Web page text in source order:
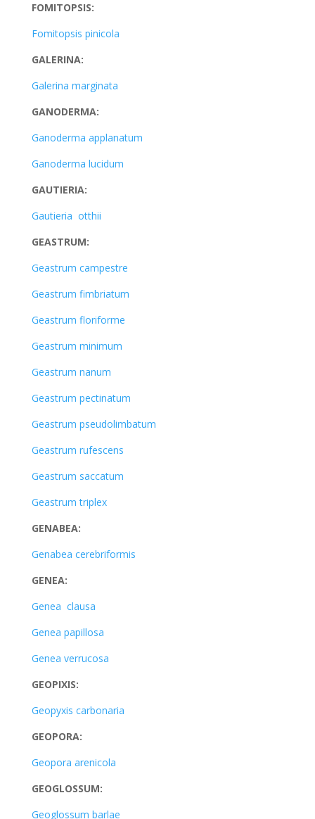
FOMITOPSIS:
Fomitopsis pinicola
GALERINA:
Galerina marginata
GANODERMA:
Ganoderma applanatum
Ganoderma lucidum
GAUTIERIA:
Gautieria otthii
GEASTRUM:
Geastrum campestre
Geastrum fimbriatum
Geastrum floriforme
Geastrum minimum
Geastrum nanum
Geastrum pectinatum
Geastrum pseudolimbatum
Geastrum rufescens
Geastrum saccatum
Geastrum triplex
GENABEA:
Genabea cerebriformis
GENEA:
Genea clausa
Genea papillosa
Genea verrucosa
GEOPIXIS:
Geopyxis carbonaria
GEOPORA:
Geopora arenicola
GEOGLOSSUM:
Geoglossum barlae